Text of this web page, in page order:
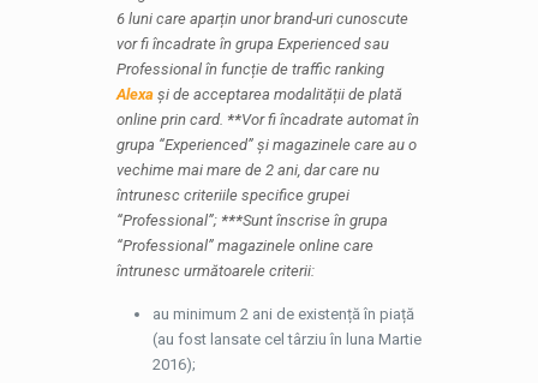
6 luni care aparțin unor brand-uri cunoscute
vor fi încadrate în grupa Experienced sau
Professional în funcție de traffic ranking
Alexași de acceptarea modalității de plată
online prin card. **Vor fi încadrate automat în
grupa “Experienced” și magazinele care au o
vechime mai mare de 2 ani, dar care nu
întrunesc criteriile specifice grupei
“Professional”; ***Sunt înscrise în grupa
“Professional” magazinele online care
întrunesc următoarele criterii:
au minimum 2 ani de existență în piață
(au fost lansate cel târziu în luna Martie
2016);